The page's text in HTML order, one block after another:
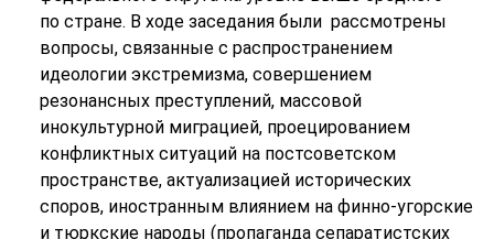
по стране. В ходе заседания были рассмотрены
вопросы, связанные с распространением
идеологии экстремизма, совершением
резонансных преступлений, массовой
инокультурной миграцией, проецированием
конфликтных ситуаций на постсоветском
пространстве, актуализацией исторических
споров, иностранным влиянием на финно-угорские
и тюркские народы (пропаганда сепаратистских